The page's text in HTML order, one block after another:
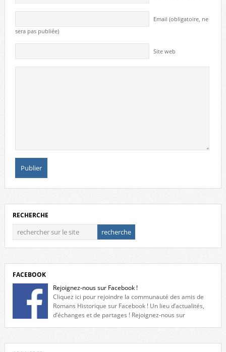
Email (obligatoire, ne
sera pas publiée)
Site web
RECHERCHE
FACEBOOK
Rejoignez-nous sur Facebook !
Cliquez ici pour rejoindre la communauté des amis de
Romans Historique sur Facebook ! Un lieu d’actualités,
d’échanges et de partages ! Rejoignez-nous sur